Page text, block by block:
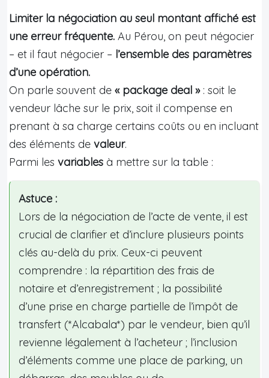
Limiter la négociation au seul montant affiché est
une erreur fréquente. Au Pérou, on peut négocier
– et il faut négocier – l’ensemble des paramètres
d’une opération.
On parle souvent de « package deal »: soit le
vendeur lâche sur le prix, soit il compense en
prenant à sa charge certains coûts ou en incluant
des éléments de valeur.
Parmi les variables à mettre sur la table :
Astuce :
Lors de la négociation de l’acte de vente, il est
crucial de clarifier et d’inclure plusieurs points
clés au-delà du prix. Ceux-ci peuvent
comprendre : la répartition des frais de
notaire et d’enregistrement ; la possibilité
d’une prise en charge partielle de l’impôt de
transfert (*Alcabala*) par le vendeur, bien qu’il
revienne légalement à l’acheteur ; l’inclusion
d’éléments comme une place de parking, un